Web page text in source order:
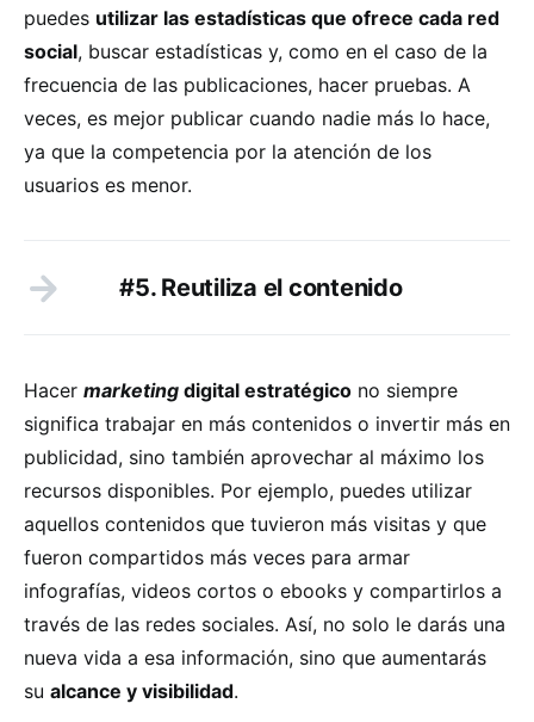
puedes utilizar las estadísticas que ofrece cada red
social, buscar estadísticas y, como en el caso de la
frecuencia de las publicaciones, hacer pruebas. A
veces, es mejor publicar cuando nadie más lo hace,
ya que la competencia por la atención de los
usuarios es menor.
#5. Reutiliza el contenido
Hacer marketing digital estratégico no siempre
significa trabajar en más contenidos o invertir más en
publicidad, sino también aprovechar al máximo los
recursos disponibles. Por ejemplo, puedes utilizar
aquellos contenidos que tuvieron más visitas y que
fueron compartidos más veces para armar
infografías, videos cortos o ebooks y compartirlos a
través de las redes sociales. Así, no solo le darás una
nueva vida a esa información, sino que aumentarás
su alcance y visibilidad.